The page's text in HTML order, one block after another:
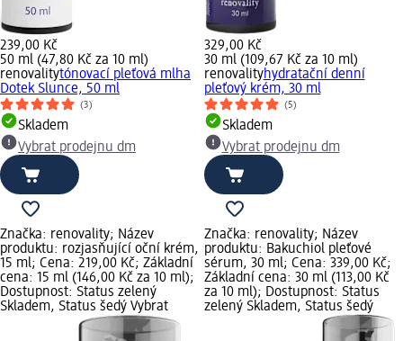
239,00 Kč
50 ml (47,80 Kč za 10 ml)
renovalitytónovací pleťová mlha
Dotek Slunce, 50 ml
(3)
Skladem
Vybrat prodejnu dm
329,00 Kč
30 ml (109,67 Kč za 10 ml)
renovalityhydratační denní
pleťový krém, 30 ml
(5)
Skladem
Vybrat prodejnu dm
Značka: renovality; Název
produktu: rozjasňující oční krém,
15 ml; Cena: 219,00 Kč; Základní
cena: 15 ml (146,00 Kč za 10 ml);
Dostupnost: Status zelený
Skladem, Status šedý Vybrat
Značka: renovality; Název
produktu: Bakuchiol pleťové
sérum, 30 ml; Cena: 339,00 Kč;
Základní cena: 30 ml (113,00 Kč
za 10 ml); Dostupnost: Status
zelený Skladem, Status šedý